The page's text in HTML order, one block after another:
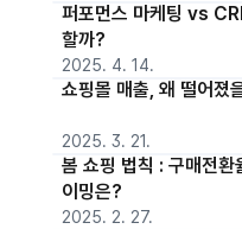
퍼포먼스 마케팅 vs
할까?
2025. 4. 14.
쇼핑몰 매출, 왜 떨어졌
2025. 3. 21.
봄 쇼핑 법칙 : 구매전
이밍은?
2025. 2. 27.